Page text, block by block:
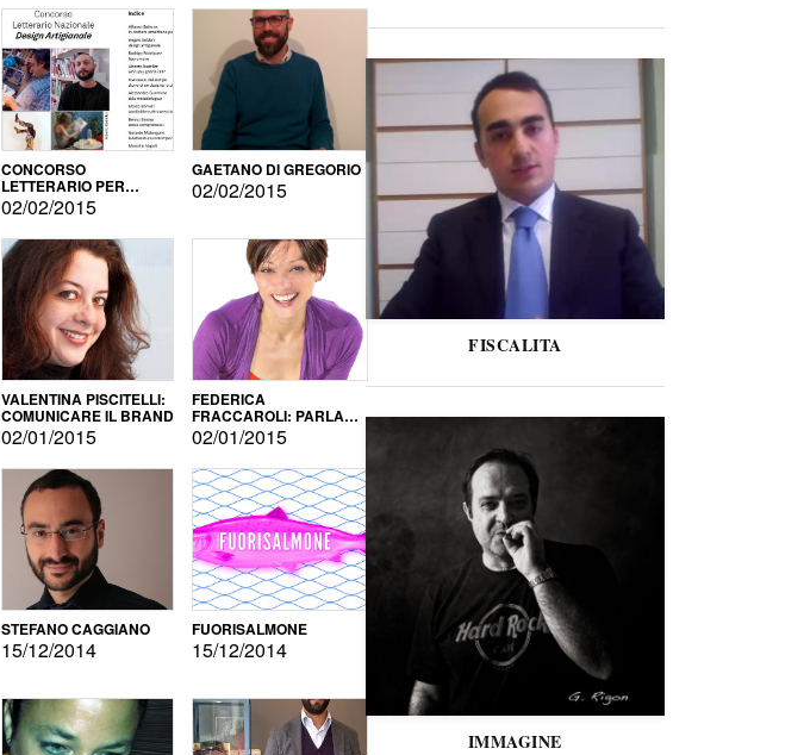
CONCORSO
LETTERARIO PER
DESIGNER
02/02/2015
GAETANO DI GREGORIO
02/02/2015
VALENTINA PISCITELLI:
COMUNICARE IL BRAND
02/01/2015
FEDERICA
FRACCAROLI: PARLARE
LINGUE DIVERSE
02/01/2015
STEFANO CAGGIANO
15/12/2014
FUORISALMONE
15/12/2014
FISCALITA
IMMAGINE